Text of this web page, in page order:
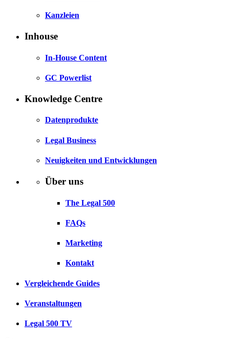
Kanzleien
Inhouse
In-House Content
GC Powerlist
Knowledge Centre
Datenprodukte
Legal Business
Neuigkeiten und Entwicklungen
Über uns
The Legal 500
FAQs
Marketing
Kontakt
Vergleichende Guides
Veranstaltungen
Legal 500 TV